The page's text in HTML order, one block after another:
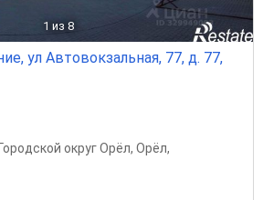
1 из 8
ул Автовокзальная, 77, д. 77,
Городской округ Орёл, Орёл,